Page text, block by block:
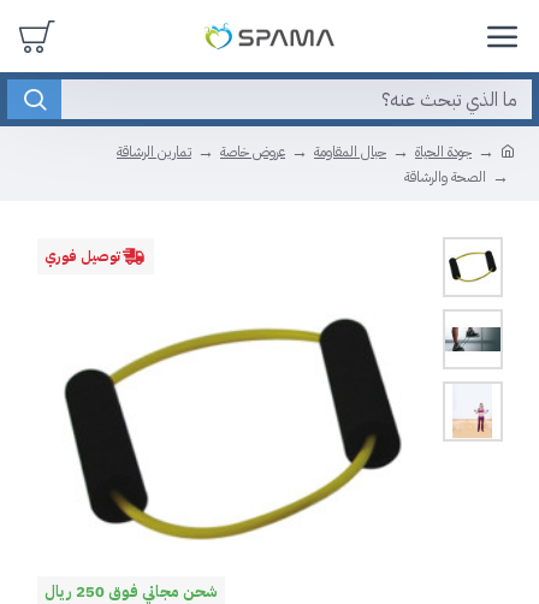
جودة الحياة حبال المقاومة عروض خاصة
تمارين الرشاقة
الصحة والرشاقة
توصيل فوري
شحن مجاني فوق 250 ريال